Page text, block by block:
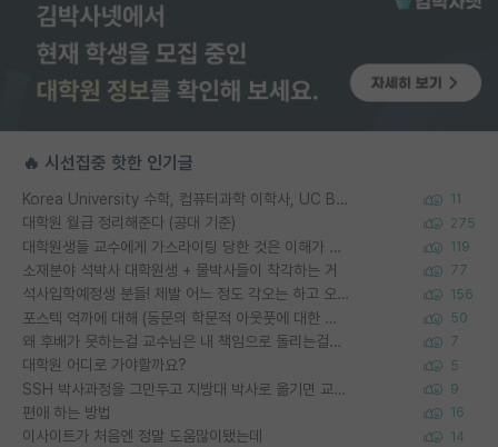
🔥 시선집중 핫한 인기글
Korea University 수학, 컴퓨터과학 이학사, UC Berkeley 산업공학 대학원 공학박사가 되는 것은 쉽지 않겠죠? 11
대학원 월급 정리해준다 (공대 기준) 275
대학원생들 교수에게 가스라이팅 당한 것은 이해가 갑니다. 안타깝네요. 119
소재분야 석박사 대학원생 + 물박사들이 착각하는 거 77
석사입학예정생 분들! 제발 어느 정도 각오는 하고 오세요. 156
포스텍 억까에 대해 (동문의 학문적 아웃풋에 대한 반박) 50
왜 후배가 못하는걸 교수님은 내 책임으로 돌리는걸까요? 7
대학원 어디로 가야할까요? 5
SSH 박사과정을 그만두고 지방대 박사로 옮기면 교수의 꿈은 끝일까요? 9
편애 하는 방법 16
이사이트가 처음엔 정말 도움많이됐는데 14